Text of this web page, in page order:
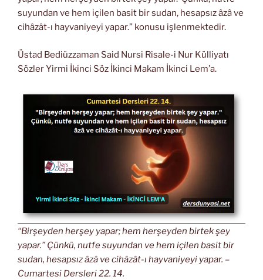
suyundan ve hem içilen basit bir sudan, hesapsız âzâ ve
cihâzât-ı hayvaniyeyi yapar.” konusu işlenmektedir.
Üstad Bediüzzaman Said Nursi Risale-i Nur Külliyatı
Sözler Yirmi İkinci Söz İkinci Makam İkinci Lem’a.
“Birşeyden herşey yapar; hem herşeyden birtek şey
yapar.” Çünkü, nutfe suyundan ve hem içilen basit bir
sudan, hesapsız âzâ ve cihâzât-ı hayvaniyeyi yapar. –
Cumartesi Dersleri 22. 14.